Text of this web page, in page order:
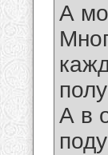
А
А в